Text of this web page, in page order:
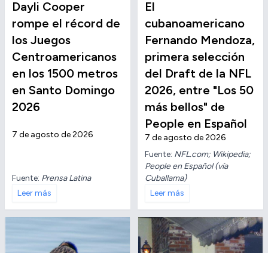
Dayli Cooper
rompe el récord de
los Juegos
Centroamericanos
en los 1500 metros
en Santo Domingo
2026
7 de agosto de 2026
Fuente: Prensa Latina
Leer más
El
cubanoamericano
Fernando Mendoza,
primera selección
del Draft de la NFL
2026, entre "Los 50
más bellos" de
People en Español
7 de agosto de 2026
Fuente: NFL.com; Wikipedia;
People en Español (vía
Cuballama)
Leer más